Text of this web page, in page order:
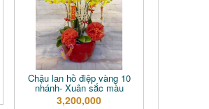
Chậu lan hồ điệp vàng 10
nhánh- Xuân sắc màu
3,200,000